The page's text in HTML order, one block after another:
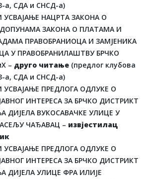
а, СДА и СНСД-а)
УСВАЈАЊЕ НАЦРТА ЗАКОНА О
ЗАКОНА О ПЛАТАМА И
ПРАВОБРАНИОЦА И ЗАМЈЕНИКА
У ПРАВОБРАНИЛАШТВУ БРЧКО
– друго читање (предлог клубова
а, СДА и СНСД-а)
УСВАЈАЊЕ ПРЕДЛОГА ОДЛУКЕ О
ИНТЕРЕСА ЗА БРЧКО ДИСТРИКТ
ДИЈЕЛА ВУКОСАВАЧКЕ УЛИЦЕ У
ЧАЂАВАЦ – извјестилац
УСВАЈАЊЕ ПРЕДЛОГА ОДЛУКЕ О
ИНТЕРЕСА ЗА БРЧКО ДИСТРИКТ
ДИЈЕЛА УЛИЦЕ ФРА ИЛИЈЕ